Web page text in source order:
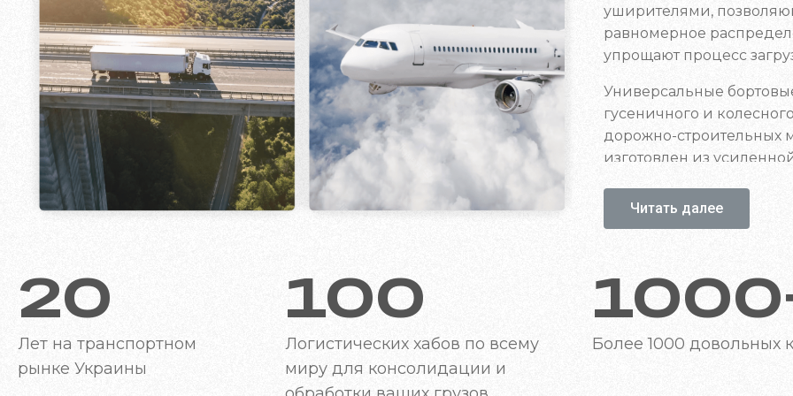
уширителями,
равномерное
упрощают процесс
Универсальные
гусеничного и
дорожно-строительных
комбинированным
загрузки и выгрузки.
платформы
размеров и типов
Читать далее
20
Лет на транспортном
рынке Украины
100
по всему
миру для консолидации и
1000
довольных